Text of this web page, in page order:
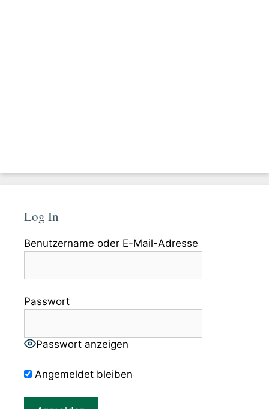
Log In
Benutzername oder E-Mail-Adresse
Passwort
Passwort anzeigen
Angemeldet bleiben